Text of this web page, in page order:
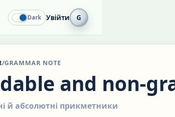
Dark Увійти G
/GRAMMAR NOTE
and non-
й абсолютні прикметники